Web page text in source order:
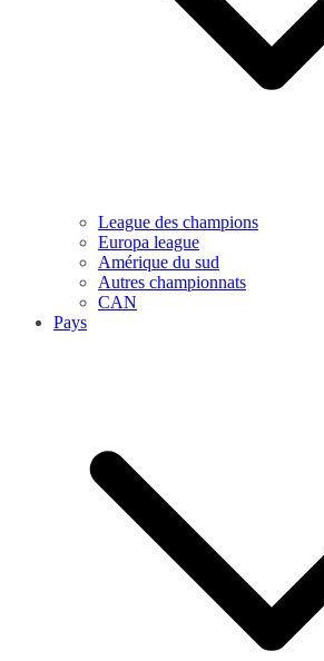
League des champions
Europa league
Amérique du sud
Autres championnats
CAN
Pays